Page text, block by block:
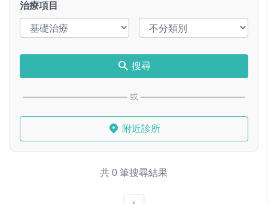
治療項目
搜尋
或
附近診所
共 0 筆搜尋結果